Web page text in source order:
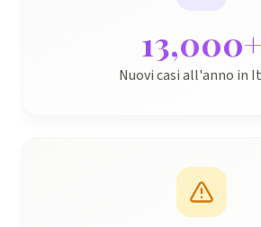
13,000+
Nuovi casi all'anno in